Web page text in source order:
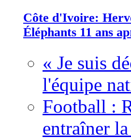
Côte d'Ivoire:
Éléphants 11 ans
« Je suis
l'équipe
Football :
entraîner